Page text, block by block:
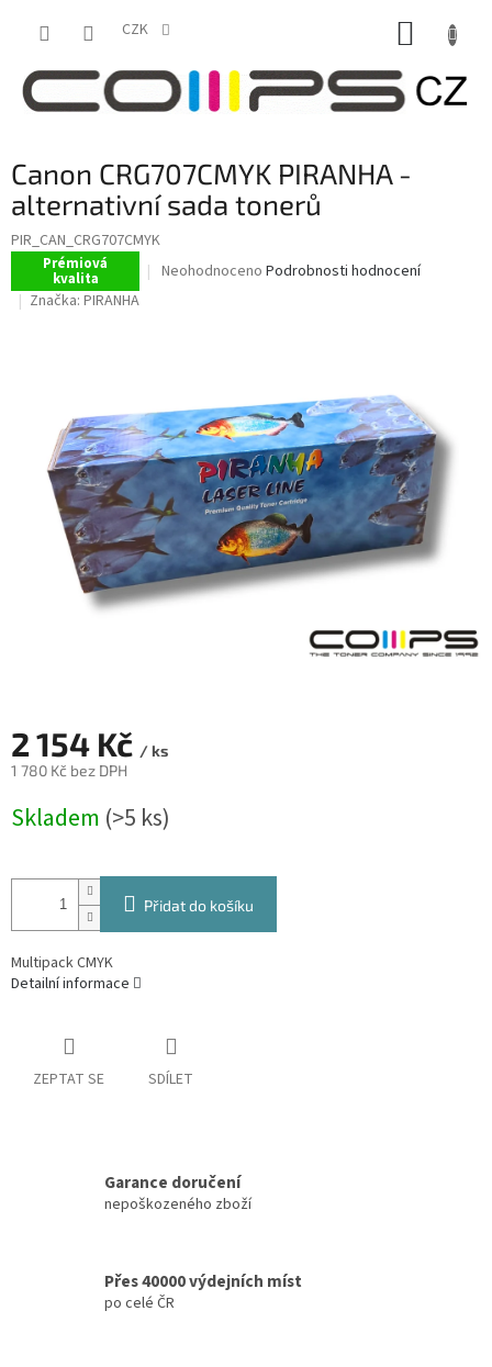
CZK
Canon CRG707CMYK PIRANHA -
alternativní sada tonerů
PIR_CAN_CRG707CMYK
Prémiová
kvalita
Průměrné
hvězdiček.
Neohodnoceno Podrobnosti hodnocení
Značka: PIRANHA
2 154 Kč / ks
1 780 Kč bez DPH
cena:
Skladem (>5 ks)
Přidat do košíku
Multipack CMYK
Detailní informace
ZEPTAT SE SDÍLET
Garance doručení
nepoškozeného zboží
Přes 40000 výdejních míst
po celé ČR